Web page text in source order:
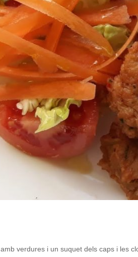
, amb verdures i un suquet dels caps i les